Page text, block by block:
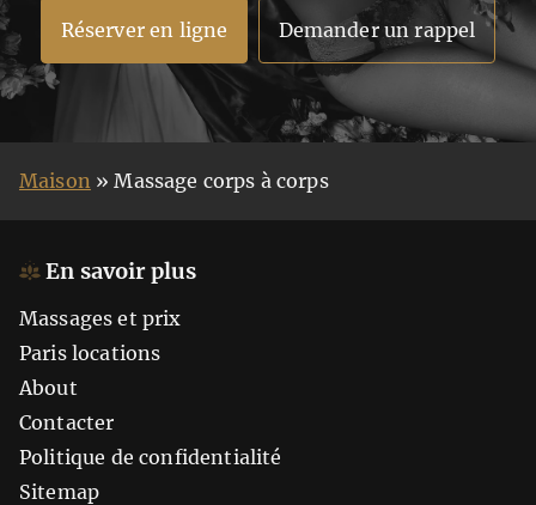
Réserver en ligne Demander un rappel
Maison » Massage corps à corps
En savoir plus
Massages et prix
Paris locations
About
Contacter
Politique de confidentialité
Sitemap